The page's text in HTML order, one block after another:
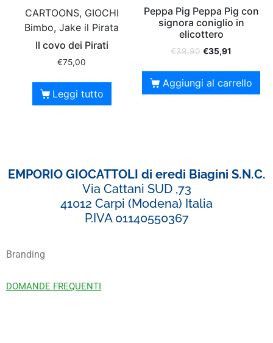
CARTOONS, GIOCHI
Bimbo, Jake il Pirata
Il covo dei Pirati
€75,00
Leggi tutto
Peppa Pig Peppa Pig con
signora coniglio in
elicottero
€39,90 €35,91
Aggiungi al carrello
EMPORIO GIOCATTOLI di eredi Biagini S.N.C.
Via Cattani SUD ,73
41012 Carpi (Modena) Italia
P.IVA 01140550367
Branding
DOMANDE FREQUENTI